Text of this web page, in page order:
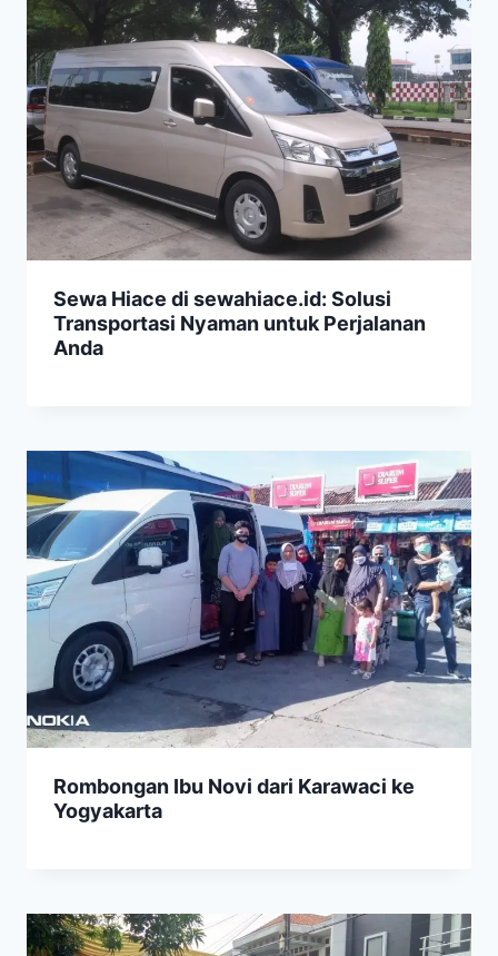
Sewa Hiace di sewahiace.id: Solusi
Transportasi Nyaman untuk Perjalanan
Anda
Rombongan Ibu Novi dari Karawaci ke
Yogyakarta